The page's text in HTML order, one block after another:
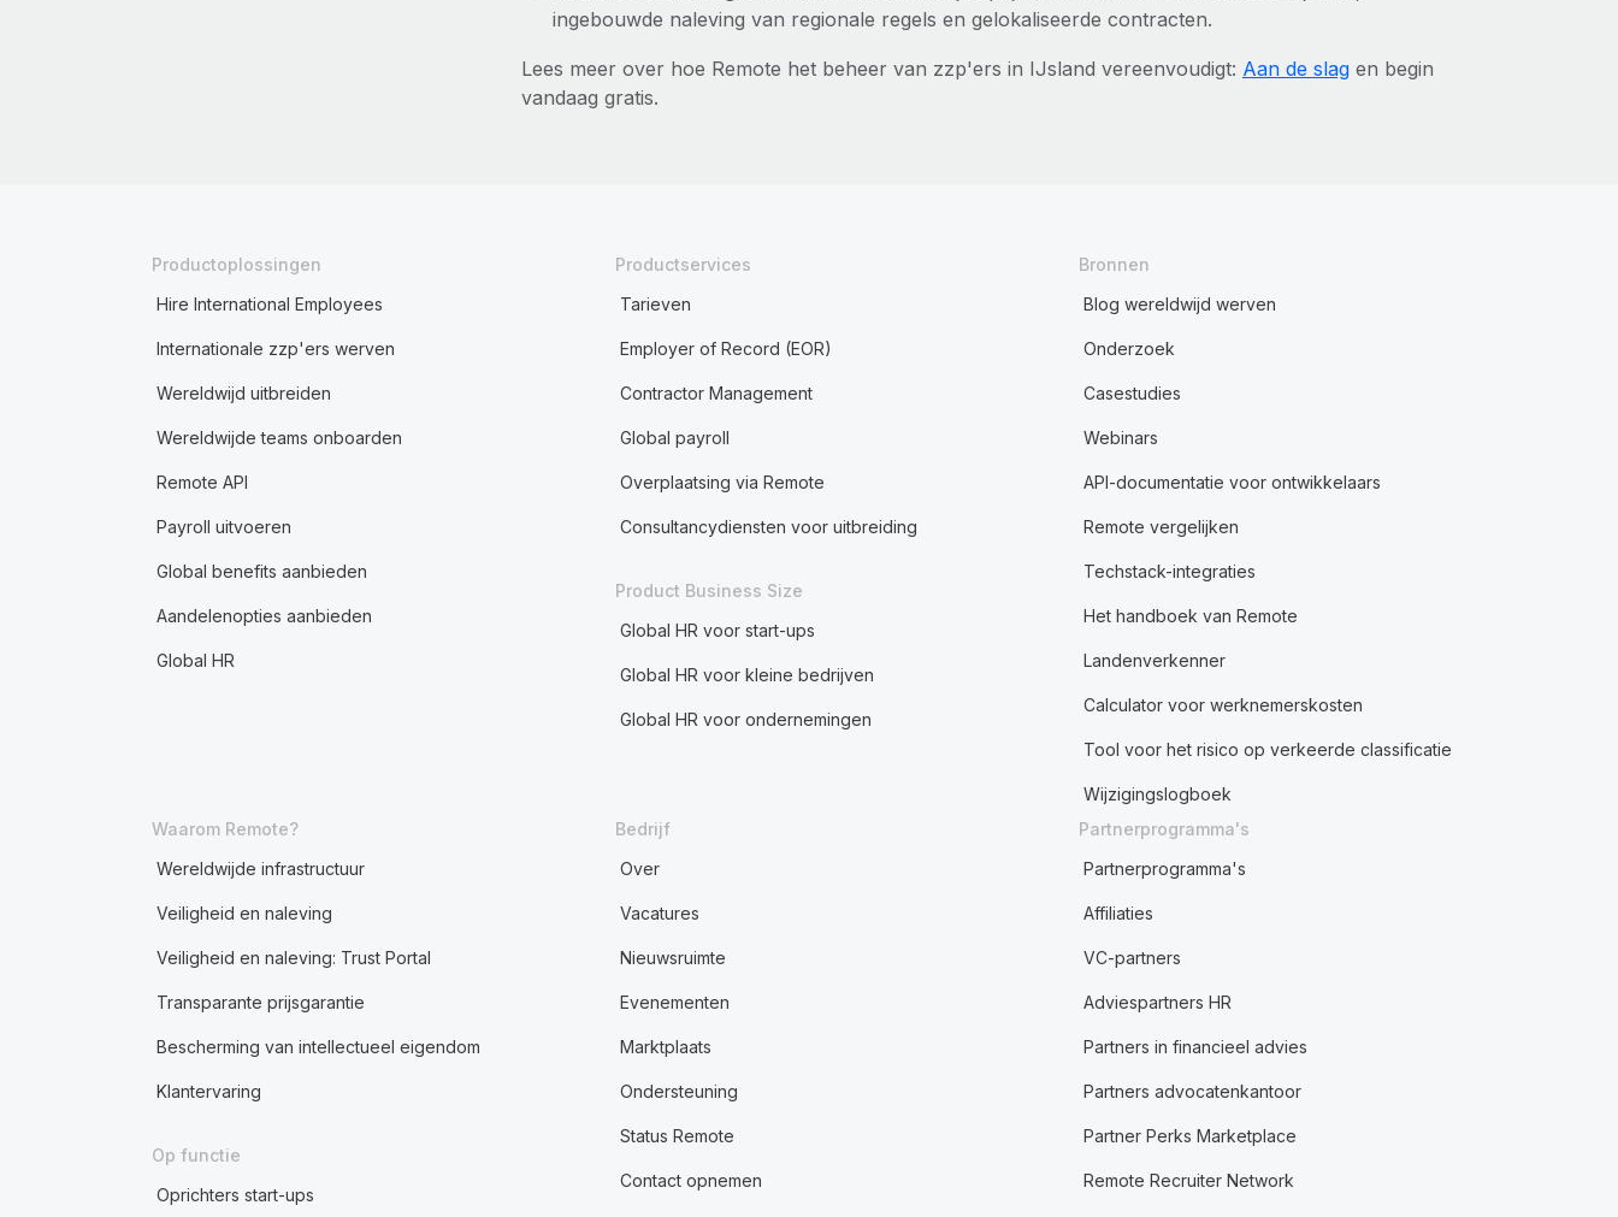
ingebouwde naleving van regionale regels en gelokaliseerde contracten.
Lees meer over hoe Remote het beheer van zzp'ers in IJsland vereenvoudigt: Aan de slagen begin
vandaag gratis.
Productoplossingen
Hire International Employees
Internationale zzp'ers werven
Wereldwijd uitbreiden
Wereldwijde teams onboarden
Remote API
Payroll uitvoeren
Global benefits aanbieden
Aandelenopties aanbieden
Global HR
Productservices
Tarieven
Employer of Record (EOR)
Contractor Management
Global payroll
Overplaatsing via Remote
Consultancydiensten voor uitbreiding
Product Business Size
Global HR voor start-ups
Global HR voor kleine bedrijven
Global HR voor ondernemingen
Bronnen
Blog wereldwijd werven
Onderzoek
Casestudies
Webinars
API-documentatie voor ontwikkelaars
Remote vergelijken
Techstack-integraties
Het handboek van Remote
Landenverkenner
Calculator voor werknemerskosten
Tool voor het risico op verkeerde classificatie
Wijzigingslogboek
Waarom Remote?
Wereldwijde infrastructuur
Veiligheid en naleving
Veiligheid en naleving: Trust Portal
Transparante prijsgarantie
Bescherming van intellectueel eigendom
Klantervaring
Op functie
Oprichters start-ups
Bedrijf
Over
Vacatures
Nieuwsruimte
Evenementen
Marktplaats
Ondersteuning
Status Remote
Contact opnemen
Partnerprogramma's
Partnerprogramma's
Affiliaties
VC-partners
Adviespartners HR
Partners in financieel advies
Partners advocatenkantoor
Partner Perks Marketplace
Remote Recruiter Network